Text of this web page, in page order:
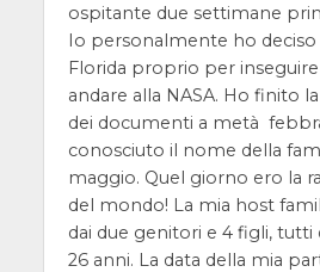
ospitante due settimane
Io personalmente ho deciso
Florida proprio per
andare alla NASA. Ho finito
dei documenti a metà
conosciuto il nome della
maggio. Quel giorno ero la
del mondo! La mia host
dai due genitori e 4 figli, tutti
26 anni. La data della mia